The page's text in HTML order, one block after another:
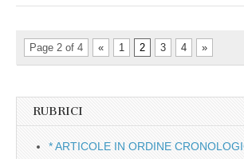
Page 2 of 4 « 1 2 3 4 »
RUBRICI
* ARTICOLE IN ORDINE